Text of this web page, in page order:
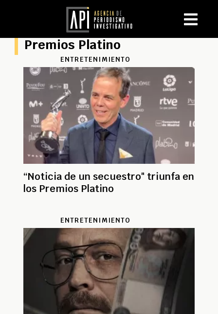
Premios Platino
ENTRETENIMIENTO
“Noticia de un secuestro" triunfa en
los Premios Platino
ENTRETENIMIENTO